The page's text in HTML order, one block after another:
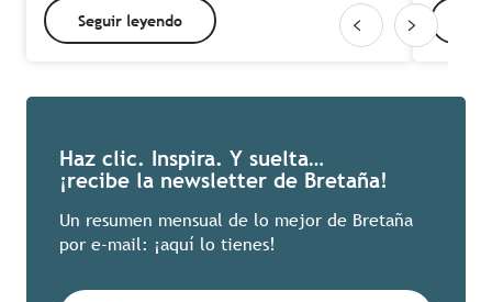
Seguir leyendo
Haz clic. Inspira. Y suelta…
¡recibe la newsletter de Bretaña!
Un resumen mensual de lo mejor de Bretaña
por e-mail: ¡aquí lo tienes!